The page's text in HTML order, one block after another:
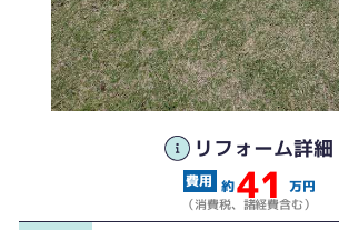
リフォーム詳細
約41 万円
（消費税、諸経費含む）